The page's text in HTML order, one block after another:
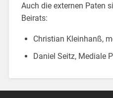
Auch die externen Paten
Beirats:
Christian Kleinhanß,
Daniel Seitz, Mediale